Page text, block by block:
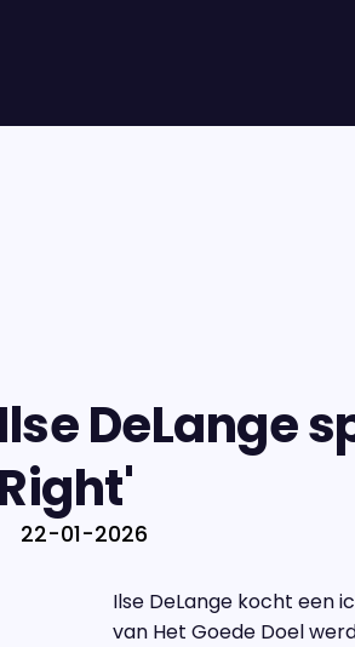
Ilse DeLange
Right'
22-01-2026
Ilse DeLange kocht een
van Het Goede Doel